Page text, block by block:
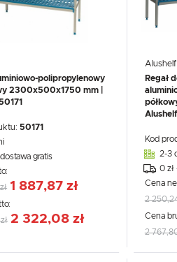
polipropylenowy
2300x500x1750 mm |
50171
gratis
1 887,87 zł
2 322,08 zł
Alushelf
Regał
Kod
2-3
0 zł
Cena
2
Cena
2
Ci najciekawsze informacje i aktualności na
Ci naszych komunikatów na podstawie analizy
dotyczących przeglądanej witryny internetowej. Treści
mediów społecznościowych.